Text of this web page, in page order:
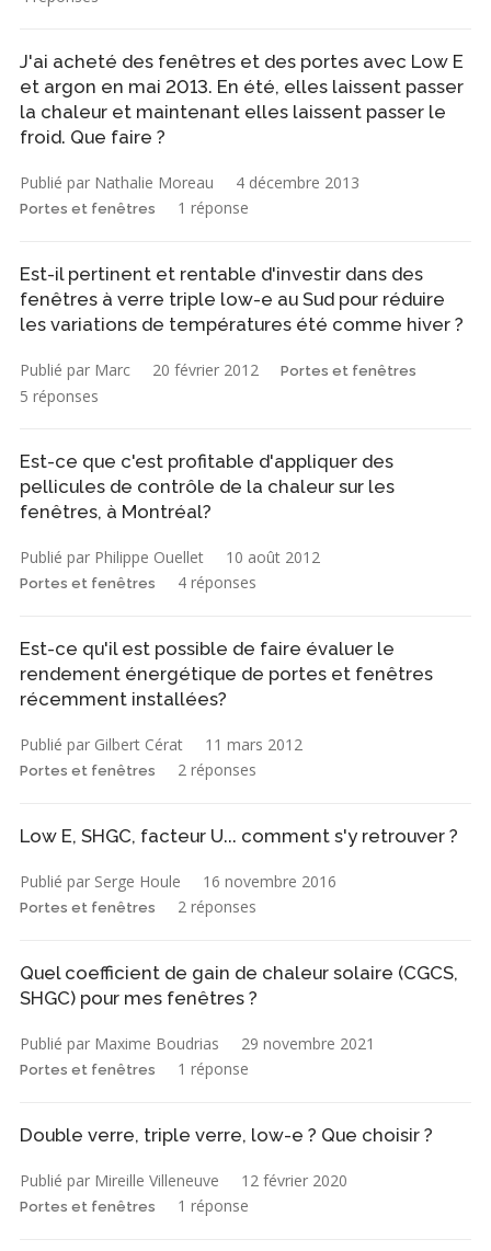
J'ai acheté des fenêtres et des portes avec Low E
et argon en mai 2013. En été, elles laissent passer
la chaleur et maintenant elles laissent passer le
froid. Que faire ?
Publié par Nathalie Moreau 4 décembre 2013
Portes et fenêtres 1 réponse
Est-il pertinent et rentable d'investir dans des
fenêtres à verre triple low-e au Sud pour réduire
les variations de températures été comme hiver ?
Publié par Marc 20 février 2012 Portes et fenêtres
5 réponses
Est-ce que c'est profitable d'appliquer des
pellicules de contrôle de la chaleur sur les
fenêtres, à Montréal?
Publié par Philippe Ouellet 10 août 2012
Portes et fenêtres 4 réponses
Est-ce qu'il est possible de faire évaluer le
rendement énergétique de portes et fenêtres
récemment installées?
Publié par Gilbert Cérat 11 mars 2012
Portes et fenêtres 2 réponses
Low E, SHGC, facteur U... comment s'y retrouver ?
Publié par Serge Houle 16 novembre 2016
Portes et fenêtres 2 réponses
Quel coefficient de gain de chaleur solaire (CGCS,
SHGC) pour mes fenêtres ?
Publié par Maxime Boudrias 29 novembre 2021
Portes et fenêtres 1 réponse
Double verre, triple verre, low-e ? Que choisir ?
Publié par Mireille Villeneuve 12 février 2020
Portes et fenêtres 1 réponse